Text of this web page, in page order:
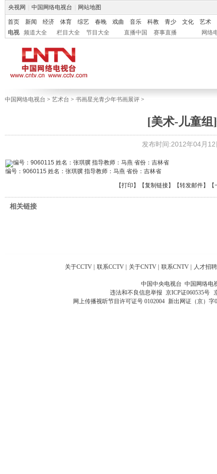
央视网 中国网络电视台 网站地图
首页 新闻 经济 体育 综艺 春晚 戏曲 音乐 科教 青少 文化
艺术
电视
频道大全 栏目大全 节目大全 直播中国 赛事直播 网络
中国网络电视台 > 艺术台 > 书画星光青少年书画展评 >
[美术-儿童组
发布时间:2012年04月
编号：9060115 姓名：张琪骥 指导教师：马燕 省份：吉林省
【打印 】【复制链接】【转发邮件】
相关链接
关于CCTV 联系CCTV 关于CNTV 联系CNTV 人才招聘
中国中央电视台 中国网络电
违法和不良信息举报 京ICP证060535号
网上传播视听节目许可证号 0102004 新出网证（京）